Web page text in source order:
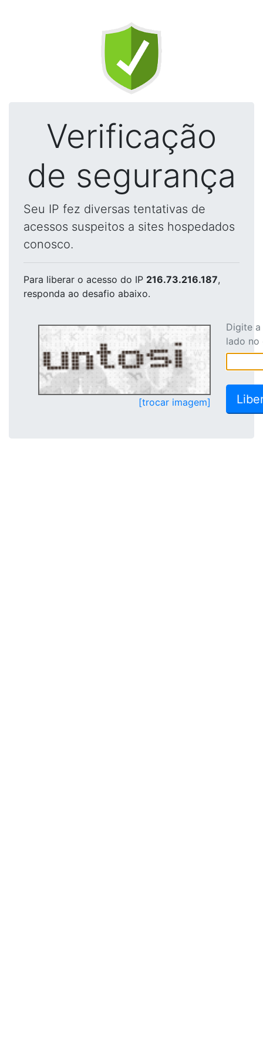
Verificação
de segurança
Seu IP fez diversas tentativas de
acessos suspeitos a sites hospedados
conosco.
Para liberar o acesso do IP 216.73.216.187,
responda ao desafio abaixo.
[trocar imagem]
Digite
lado no